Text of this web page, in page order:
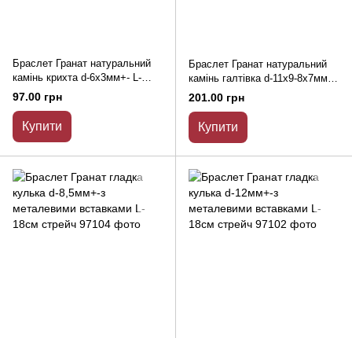
Браслет Гранат натуральний
камінь крихта d-6х3мм+- L-
18см (стрейч)
97.00 грн
Купити
Браслет Гранат натуральний
камінь галтівка d-11х9-8х7мм+-
L-18см+- стрейч
201.00 грн
Купити